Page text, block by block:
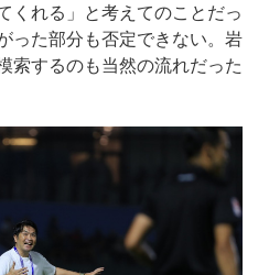
くれる」と考えてのことだっ
った部分も否定できない。岩
索するのも当然の流れだった